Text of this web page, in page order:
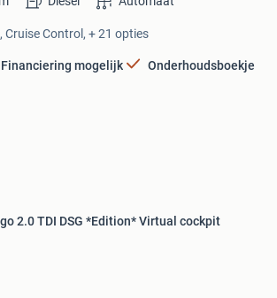
Cruise Control, + 21 opties
Financiering mogelijk Onderhoudsboekje
2.0 TDI DSG *Edition* Virtual cockpit